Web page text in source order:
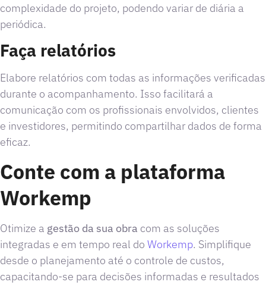
complexidade do projeto, podendo variar de diária a
periódica.
Faça relatórios
Elabore relatórios com todas as informações verificadas
durante o acompanhamento. Isso facilitará a
comunicação com os profissionais envolvidos, clientes
e investidores, permitindo compartilhar dados de forma
eficaz.
Conte com a plataforma
Workemp
Otimize a gestão da sua obra com as soluções
integradas e em tempo real do Workemp. Simplifique
desde o planejamento até o controle de custos,
capacitando-se para decisões informadas e resultados